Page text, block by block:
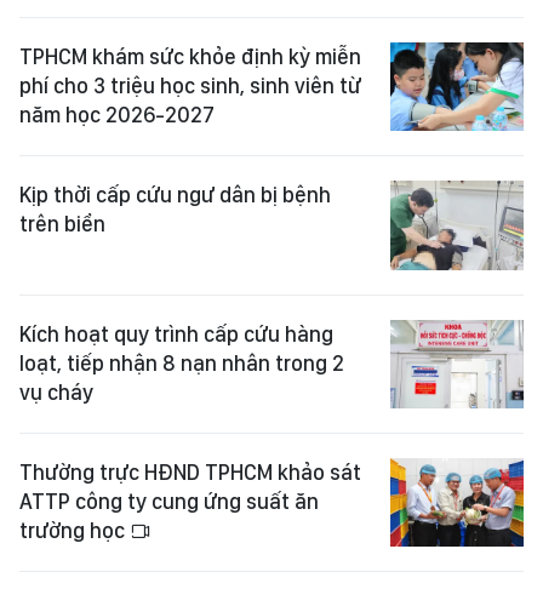
TPHCM khám sức khỏe định kỳ miễn
phí cho 3 triệu học sinh, sinh viên từ
năm học 2026-2027
Kịp thời cấp cứu ngư dân bị bệnh
trên biển
Kích hoạt quy trình cấp cứu hàng
loạt, tiếp nhận 8 nạn nhân trong 2
vụ cháy
Thường trực HĐND TPHCM khảo sát
ATTP công ty cung ứng suất ăn
trường học